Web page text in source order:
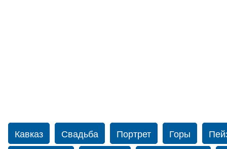
Кавказ Свадьба Портрет Горы